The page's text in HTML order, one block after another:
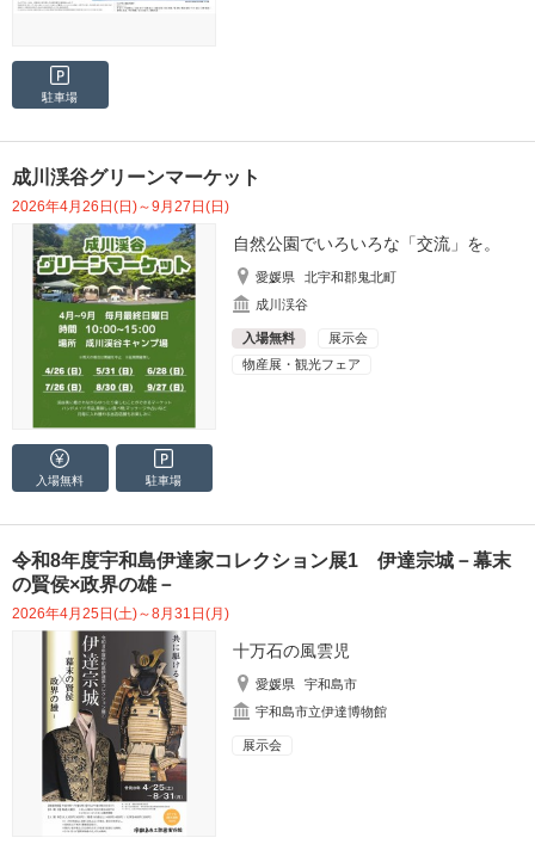
駐車場
成川渓谷グリーンマーケット
2026年4月26日(日)～9月27日(日)
自然公園でいろいろな「交流」を。
愛媛県
北宇和郡鬼北町
成川渓谷
入場無料
展示会
物産展・観光フェア
入場無料 駐車場
令和8年度宇和島伊達家コレクション展1 伊達宗城－幕末
の賢侯×政界の雄－
2026年4月25日(土)～8月31日(月)
十万石の風雲児
愛媛県
宇和島市
宇和島市立伊達博物館
展示会